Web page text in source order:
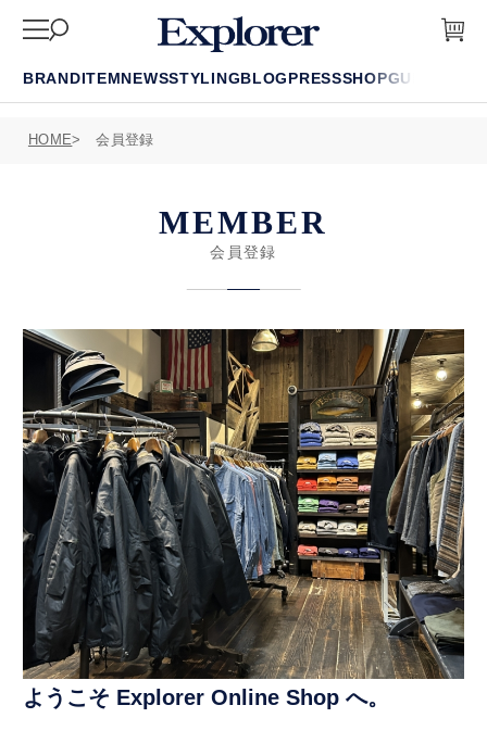
BRANDITEMNEWSSTYLINGBLOGPRESSSHOPGUIDE
HOME 会員登録
MEMBER
会員登録
ようこそ Explorer Online Shop へ。